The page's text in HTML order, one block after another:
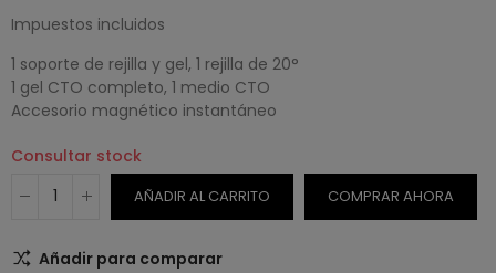
Impuestos incluidos
1 soporte de rejilla y gel, 1 rejilla de 20°
1 gel CTO completo, 1 medio CTO
Accesorio magnético instantáneo
Consultar stock
AÑADIR AL CARRITO COMPRAR AHORA
Añadir para comparar